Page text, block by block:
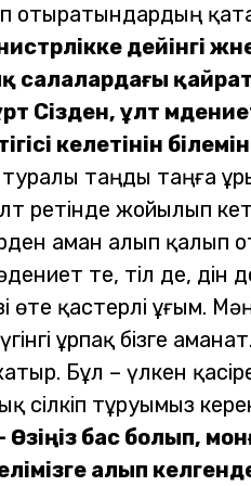
отыратындардың
дейінгі
Сізден, ұлт
келетінін
таңды таңға
ретінде жойылып
аман алып қалып
те, тіл де, дін
өте қастерлі ұғым.
ұрпақ бізге аманат.
Бұл – үлкен
сілкіп тұруымыз
Өзіңіз бас болып,
алып